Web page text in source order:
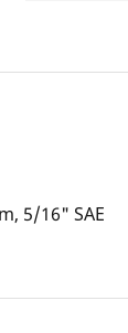
5/16" SAE